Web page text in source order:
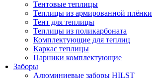
Тентовые теплицы
Теплицы из армированной плёнки
Тент для теплицы
Теплицы из поликарбоната
Комплектующие для теплиц
Каркас теплицы
Парники комплектующие
Заборы
Алюминиевые заборы HILST